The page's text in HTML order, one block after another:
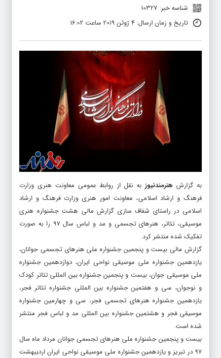
شناسه خبر: 10327
تاریخ و زمان ارسال: 4 ژوئن 2019 ساعت 16:02
به گزارش هنرمندنیوزبه نقل از روابط عمومی معاونت هنری وزارت
فرهنگ و ارشاد اسلامی، معاونت امور هنری وزارت فرهنگ و ارشاد
اسلامی در راستای شفاف سازی گزارش مالی هشت جشنواره هنری
موسیقی، تئاتر، هنرهای تجسمی و مد و لباس سال ٩٧ را به صورت
تفکیک شده منتشر کرد.
گزارش مالی بیست و پنجمین جشنواره ملی هنرهای تجسمی جوانان،
یازدهمین جشنواره ملی موسیقی نواحی ایران، دوازدهمین جشنواره
ملی موسیقی جوان، بیست و پنجمین جشنواره بین المللی تئاتر کودک
و نوجوان، سی و هفتمین جشنواره بین المللی جشنواره تئاتر فجر،
یازدهمین جشنواره هنرهای تجسمی فجر، سی و چهارمین جشنواره
موسیقی فجر و هشتمین جشنواره بین المللی مد و لباس فجر منتشر
شده است.
بیست و پنجمین جشنواره ملی هنرهای تجسمی جوانان مرداد ماه سال
٩٧ در تبریز و یازدهمین جشنواره ملی موسیقی نواحی ایران اردیبهشت